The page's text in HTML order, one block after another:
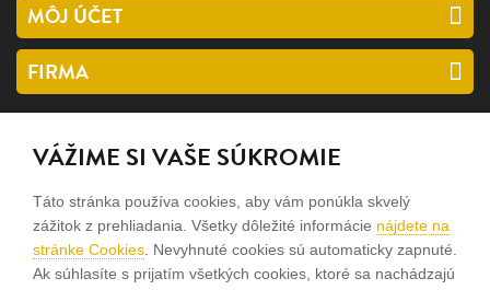
MÔJ ÚČET
FIRMA
SLEDUJTE NÁS
facebook
instagram
VÁŽIME SI VAŠE SÚKROMIE
Táto stránka používa cookies, aby vám ponúkla skvelý
zážitok z prehliadania. Všetky dôležité informácie nájdete na
stránke Cookies . Nevyhnuté cookies sú automaticky zapnuté.
Ak súhlasíte s prijatím všetkých cookies, ktoré sa nachádzajú